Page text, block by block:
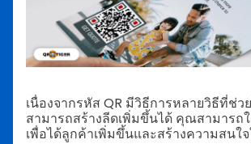
เนื่องจากรหัส QR มีวิธีการหลายวิธีที่ช่ว
สามารถสร้างลีดเพิ่มขึ้นได้ คุณสามารถ
เพื่อได้ลูกค้าเพิ่มขึ้นและสร้างความสนใ